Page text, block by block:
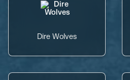
Dire Wolves